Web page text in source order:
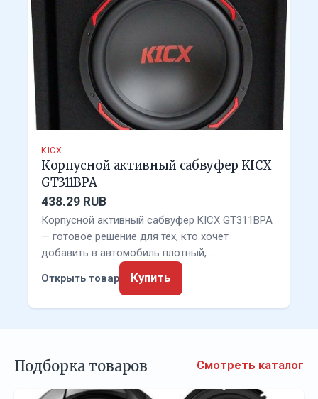
KICX
Корпусной активный сабвуфер KICX
GT311BPA
438.29 RUB
Корпусной активный сабвуфер KICX GT311BPA
— готовое решение для тех, кто хочет
добавить в автомобиль плотный, …
Открыть товар
Купить
Подборка товаров Смотреть каталог